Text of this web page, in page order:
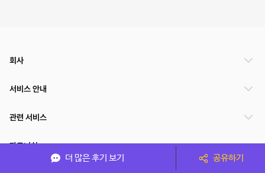
더 많은 후기 보기 공유하기
회사
서비스 안내
관련 서비스
파트너쉽